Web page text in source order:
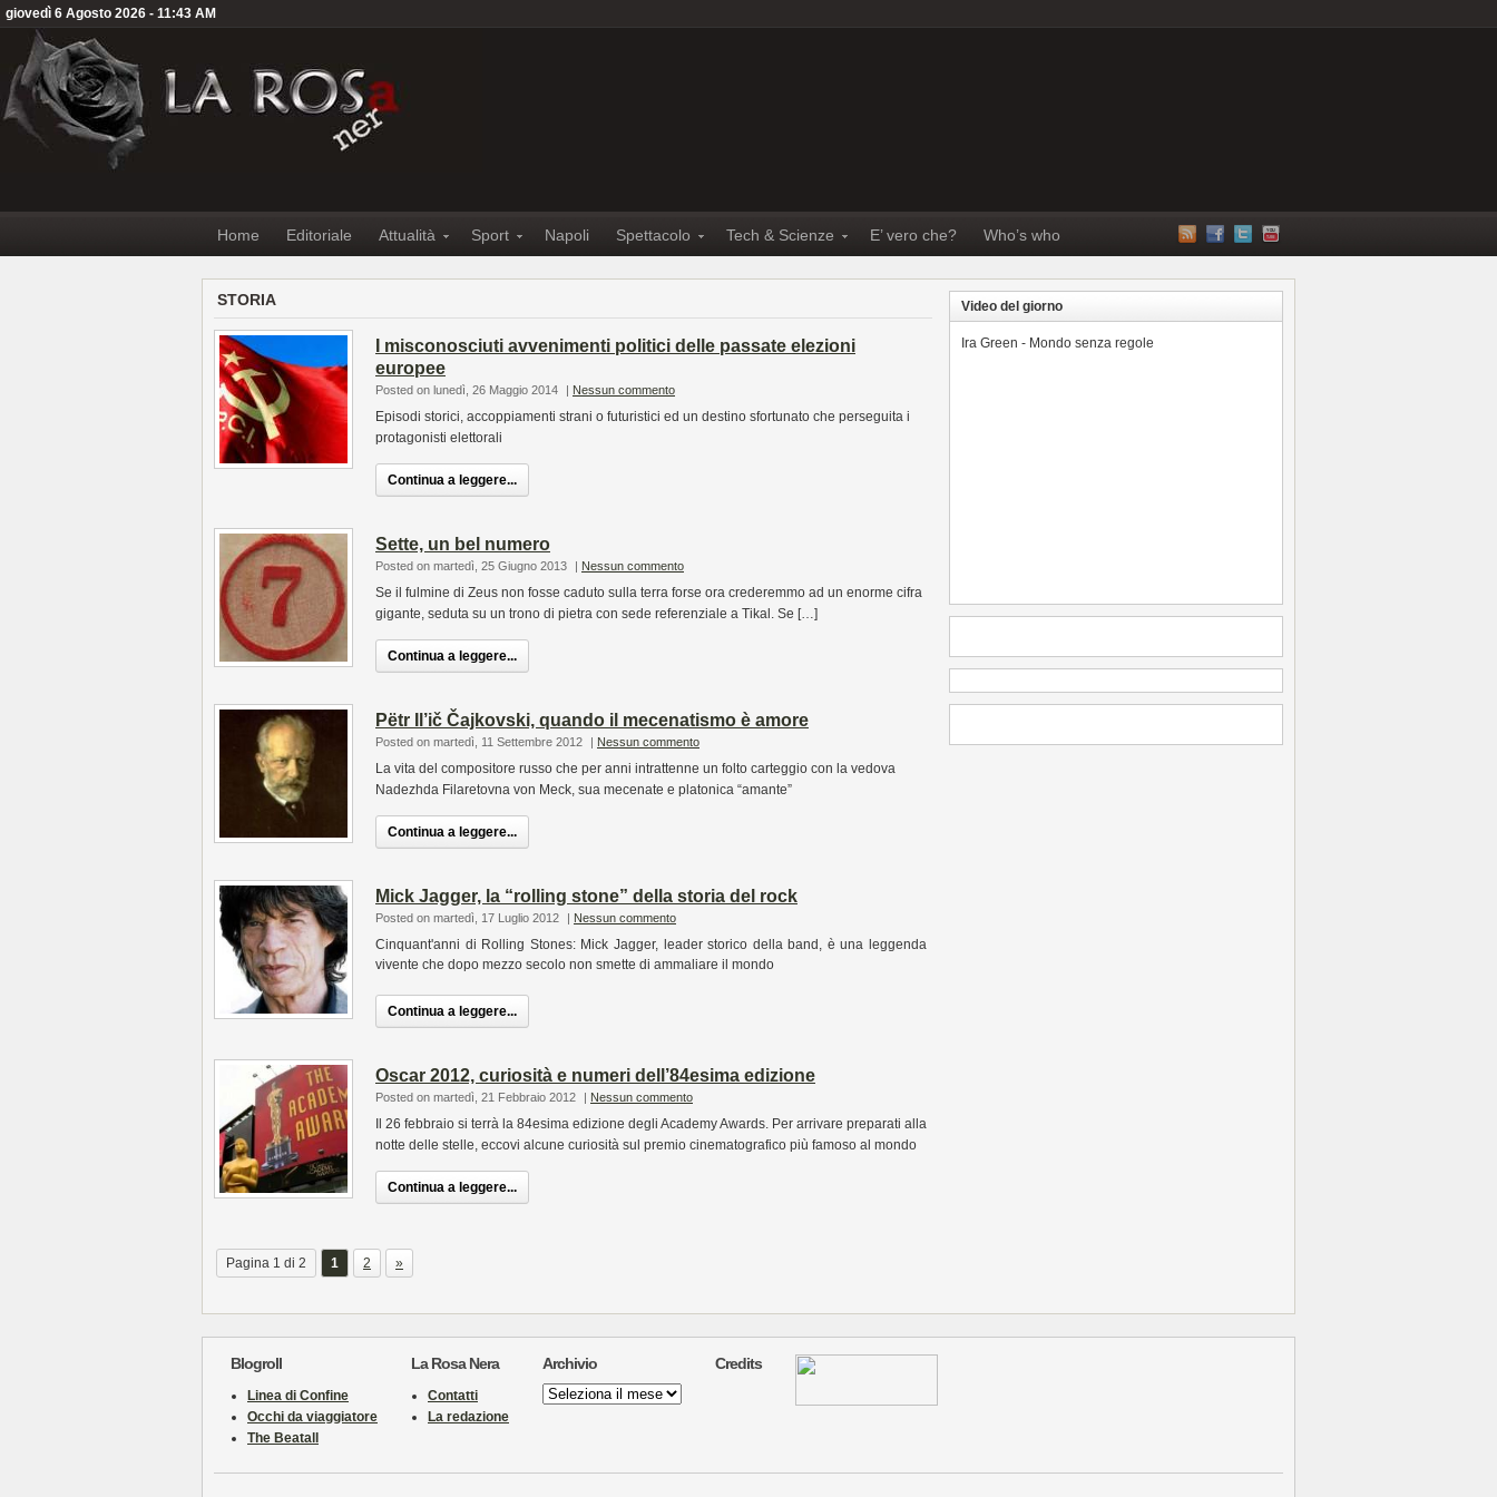
giovedì 6 Agosto 2026 - 11:43 AM
Home Editoriale Attualità Sport Napoli Spettacolo Tech & Scienze E’ vero che? Who’s who
STORIA
I misconosciuti avvenimenti politici delle passate elezioni
europee
Posted on lunedì, 26 Maggio 2014 | Nessun commento
Episodi storici, accoppiamenti strani o futuristici ed un destino sfortunato che perseguita i
protagonisti elettorali
Continua a leggere...
Sette, un bel numero
Posted on martedì, 25 Giugno 2013 | Nessun commento
Se il fulmine di Zeus non fosse caduto sulla terra forse ora crederemmo ad un enorme cifra
gigante, seduta su un trono di pietra con sede referenziale a Tikal. Se […]
Continua a leggere...
Pëtr Il’ič Čajkovski, quando il mecenatismo è amore
Posted on martedì, 11 Settembre 2012 | Nessun commento
La vita del compositore russo che per anni intrattenne un folto carteggio con la vedova
Nadezhda Filaretovna von Meck, sua mecenate e platonica “amante”
Continua a leggere...
Mick Jagger, la “rolling stone” della storia del rock
Posted on martedì, 17 Luglio 2012 | Nessun commento
Cinquant'anni di Rolling Stones: Mick Jagger, leader storico della band, è una leggenda
vivente che dopo mezzo secolo non smette di ammaliare il mondo
Continua a leggere...
Oscar 2012, curiosità e numeri dell’84esima edizione
Posted on martedì, 21 Febbraio 2012 | Nessun commento
Il 26 febbraio si terrà la 84esima edizione degli Academy Awards. Per arrivare preparati alla
notte delle stelle, eccovi alcune curiosità sul premio cinematografico più famoso al mondo
Continua a leggere...
Pagina 1 di 2 1 2 »
Video del giorno
Ira Green - Mondo senza regole
Blogroll
Linea di Confine
Occhi da viaggiatore
The Beatall
La Rosa Nera
Contatti
La redazione
Archivio
Archivio
Credits